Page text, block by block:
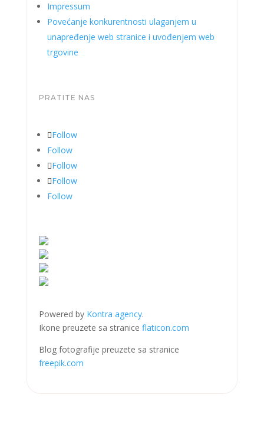
Impressum
Povećanje konkurentnosti ulaganjem u
unapređenje web stranice i uvođenjem web
trgovine
PRATITE NAS
Follow
Follow
Follow
Follow
Follow
Powered byKontra agency.
Ikone preuzete sa stranice flaticon.com
Blog fotografije preuzete sa stranice
freepik.com